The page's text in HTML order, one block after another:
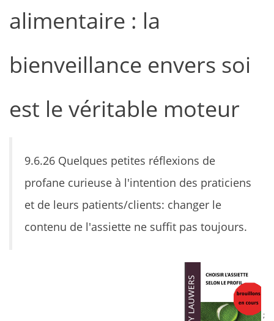
alimentaire : la
bienveillance envers soi
est le véritable moteur
9.6.26 Quelques petites réflexions de
profane curieuse à l'intention des praticiens
et de leurs patients/clients: changer le
contenu de l'assiette ne suffit pas toujours.
;